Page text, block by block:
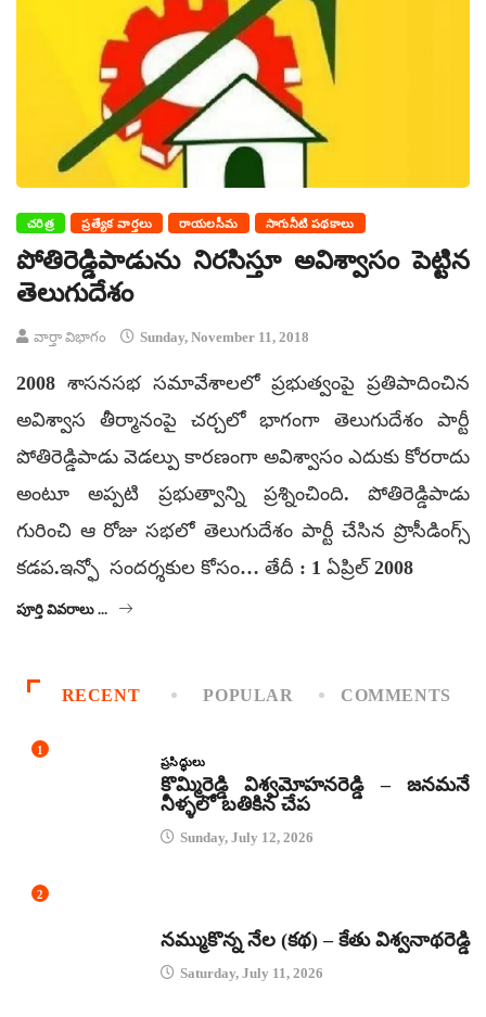
చరిత్ర ప్రత్యేక వార్తలు రాయలసీమ సాగునీటి పథకాలు
పోతిరెడ్డిపాడును నిరసిస్తూ అవిశ్వాసం పెట్టిన
తెలుగుదేశం
వార్తా విభాగం Sunday, November 11, 2018
2008 శాసనసభ సమావేశాలలో ప్రభుత్వంపై ప్రతిపాదించిన
అవిశ్వాస తీర్మానంపై చర్చలో భాగంగా తెలుగుదేశం పార్టీ
పోతిరెడ్డిపాడు వెడల్పు కారణంగా అవిశ్వాసం ఎదుకు కోరరాదు
అంటూ అప్పటి ప్రభుత్వాన్ని ప్రశ్నించింది. పోతిరెడ్డిపాడు
గురించి ఆ రోజు సభలో తెలుగుదేశం పార్టీ చేసిన ప్రొసీడింగ్స్
కడప.ఇన్ఫో సందర్శకుల కోసం… తేదీ : 1 ఏప్రిల్ 2008
పూర్తి వివరాలు ...
RECENT POPULAR COMMENTS
1
ప్రసిద్ధులు
కొమ్మిరెడ్డి విశ్వమోహనరెడ్డి – జనమనే
నీళ్ళలో బతికిన చేప
Sunday, July 12, 2026
2
నమ్ముకొన్న నేల (కథ) – కేతు విశ్వనాథరెడ్డి
Saturday, July 11, 2026